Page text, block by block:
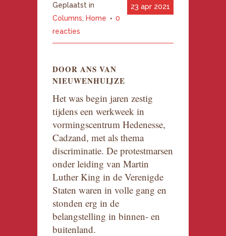
23 apr 2021
Geplaatst in
Columns, Home
0
reacties
DOOR ANS VAN
NIEUWENHUIJZE
Het was begin jaren zestig
tijdens een werkweek in
vormingscentrum Hedenesse,
Cadzand, met als thema
discriminatie. De protestmarsen
onder leiding van Martin
Luther King in de Verenigde
Staten waren in volle gang en
stonden erg in de
belangstelling in binnen- en
buitenland.